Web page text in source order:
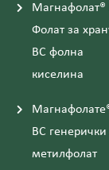
Магнафолат®
Фолат за
ВС фолна
киселина
ВС
метилфолат